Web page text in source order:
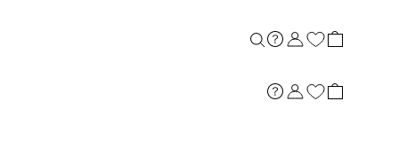
店舗案内